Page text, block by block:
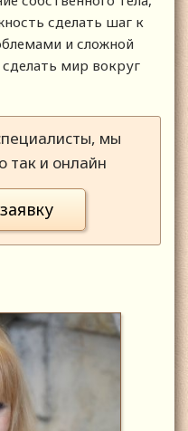
сделать шаг к
и сложной
мир вокруг
мы
так и онлайн